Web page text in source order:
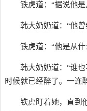
铁虎道：“据说他
韩大奶奶道：“他
铁虎道：“他是从
韩大奶奶道：“谁
时候就已经醉了。一连
铁虎盯着她，直到